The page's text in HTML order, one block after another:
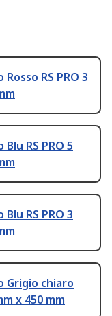
RS PRO 3
RS PRO 5
RS PRO 3
Grigio chiaro
x 450 mm